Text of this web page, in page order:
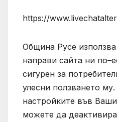
https://
Община Русе използва
направи сайта ни
сигурен за
улесни ползването
настройките във
можете да